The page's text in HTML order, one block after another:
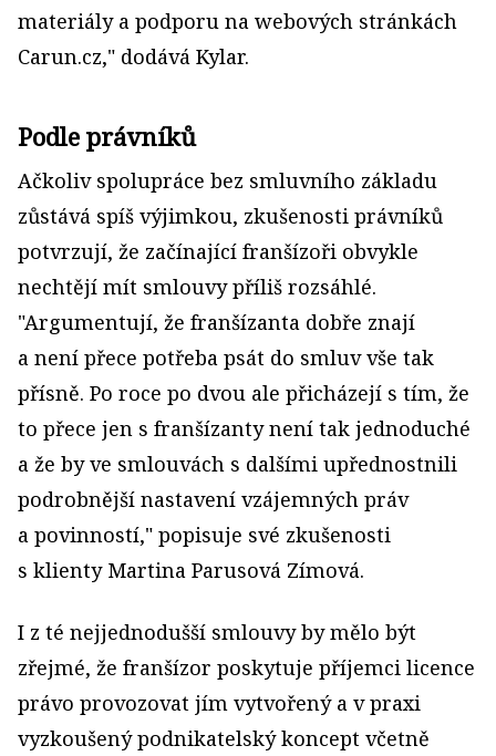
materiály a podporu na webových stránkách
Carun.cz," dodává Kylar.
Podle právníků
Ačkoliv spolupráce bez smluvního základu
zůstává spíš výjimkou, zkušenosti právníků
potvrzují, že začínající franšízoři obvykle
nechtějí mít smlouvy příliš rozsáhlé.
"Argumentují, že franšízanta dobře znají
a není přece potřeba psát do smluv vše tak
přísně. Po roce po dvou ale přicházejí s tím, že
to přece jen s franšízanty není tak jednoduché
a že by ve smlouvách s dalšími upřednostnili
podrobnější nastavení vzájemných práv
a povinností," popisuje své zkušenosti
s klienty Martina Parusová Zímová.
I z té nejjednodušší smlouvy by mělo být
zřejmé, že franšízor poskytuje příjemci licence
právo provozovat jím vytvořený a v praxi
vyzkoušený podnikatelský koncept včetně